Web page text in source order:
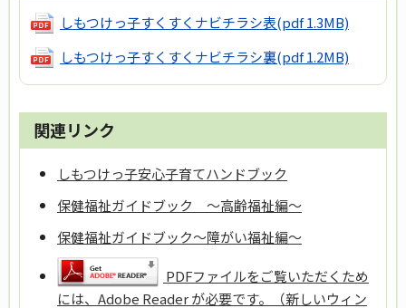
しもつけっ子すくすくナビチラシ表(pdf 1.3MB)
しもつけっ子すくすくナビチラシ裏(pdf 1.2MB)
関連リンク
しもつけっ子安心子育てハンドブック
保健福祉ガイドブック ～高齢福祉編～
保健福祉ガイドブック～障がい福祉編～
PDFファイルをご覧いただくため
には、Adobe Reader が必要です。（新しいウィン